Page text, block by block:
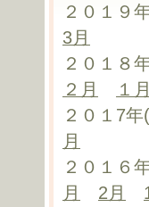
２０１９
3月
２０１８
２月
１月
２０１7
月
２０１６
月
2月